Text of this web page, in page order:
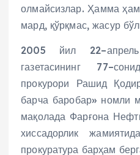
олмайсизлар. Ҳамма
мард, қўрқмас, жасур
2005 йил
газетасининг
прокурори Рашид
барча баробар» номли
мақолада Фарғона
хиссадорлик
прокуратура барҳам